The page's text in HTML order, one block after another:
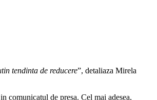
tendinta de reducere”, detaliaza Mirela
comunicatul de presa. Cel mai adesea,